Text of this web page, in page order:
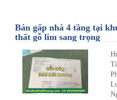
Bán gấp nhà 4 tầng tại
thất gỗ lim sang trọng